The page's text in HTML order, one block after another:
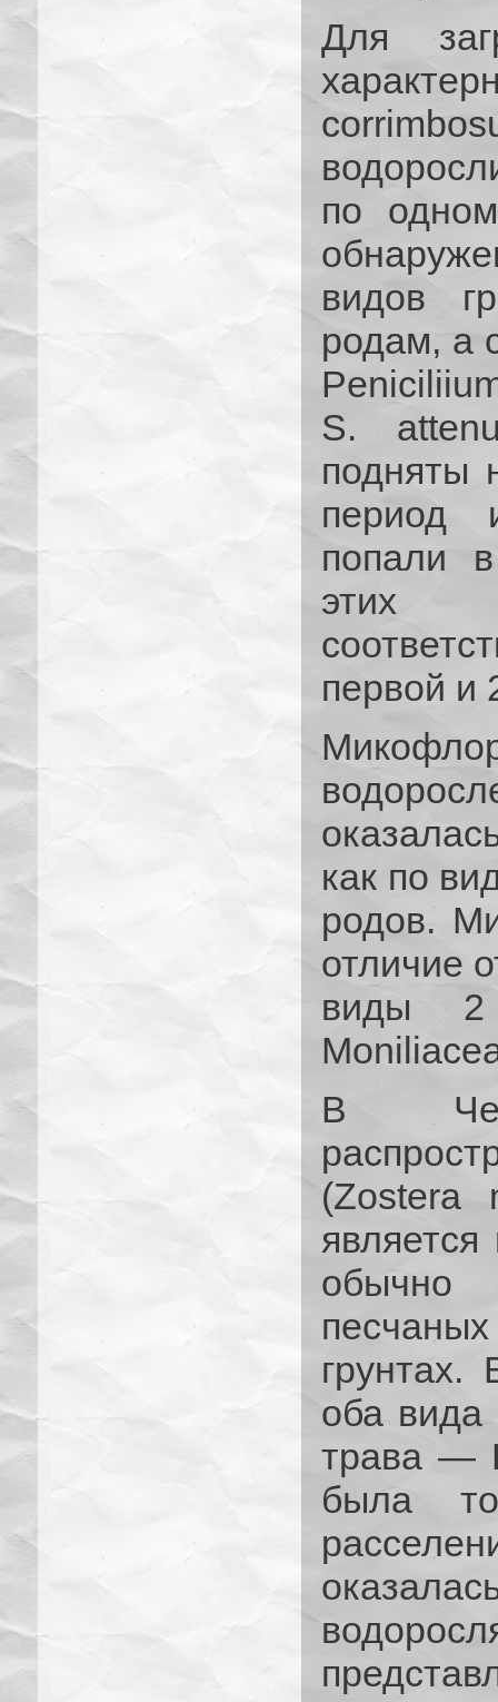
Для
по
видов
родам, а
S.
подняты
период
попали
этих
первой и
как по
родов.
отличие
виды
В
(Zostera
обычно
грунтах.
оба
трава —
была